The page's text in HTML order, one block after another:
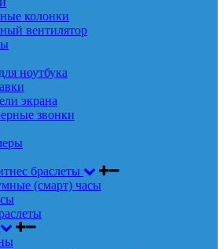
колонки
вентилятор
ноутбука
экрана
звонки
браслеты
(смарт) часы